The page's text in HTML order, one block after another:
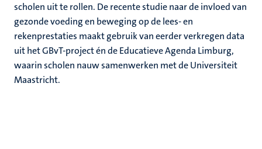
scholen uit te rollen. De recente studie naar de invloed van
gezonde voeding en beweging op de lees- en
rekenprestaties maakt gebruik van eerder verkregen data
uit het GBvT-project én de Educatieve Agenda Limburg,
waarin scholen nauw samenwerken met de Universiteit
Maastricht.